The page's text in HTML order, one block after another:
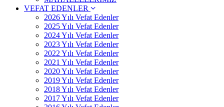
VEFAT EDENLER
2026 Yılı Vefat Edenler
2025 Yılı Vefat Edenler
2024 Yılı Vefat Edenler
2023 Yılı Vefat Edenler
2022 Yılı Vefat Edenler
2021 Yılı Vefat Edenler
2020 Yılı Vefat Edenler
2019 Yılı Vefat Edenler
2018 Yılı Vefat Edenler
2017 Yılı Vefat Edenler